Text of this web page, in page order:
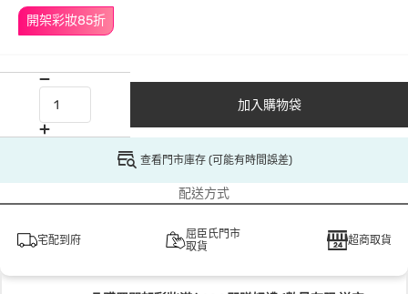
開架彩妝85折
加入購物袋
查看門市庫存 (可能有時間誤差)
配送方式
宅配到府
屈臣氏門市
取貨
超商取貨